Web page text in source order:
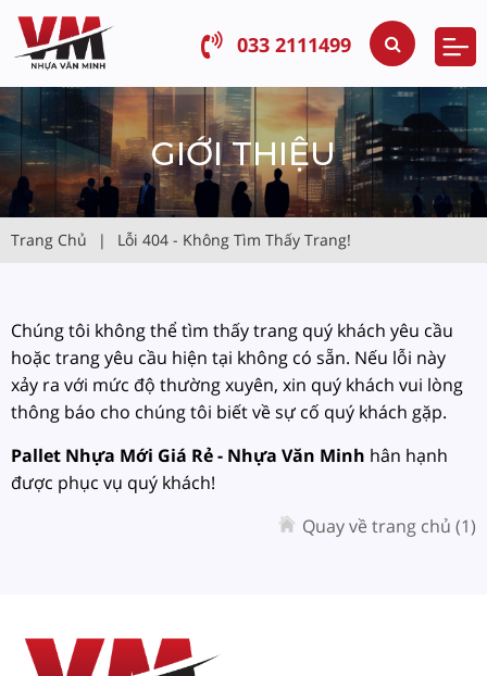
033 2111499
GIỚI THIỆU
Trang Chủ | Lỗi 404 - Không Tìm Thấy Trang!
Chúng tôi không thể tìm thấy trang quý khách yêu cầu
hoặc trang yêu cầu hiện tại không có sẵn. Nếu lỗi này
xảy ra với mức độ thường xuyên, xin quý khách vui lòng
thông báo cho chúng tôi biết về sự cố quý khách gặp.
Pallet Nhựa Mới Giá Rẻ - Nhựa Văn Minh hân hạnh
được phục vụ quý khách!
Quay về trang chủ (-2)